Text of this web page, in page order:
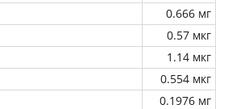
0.666 мг
0.57 мкг
1.14 мкг
0.554 мкг
0.1976 мг